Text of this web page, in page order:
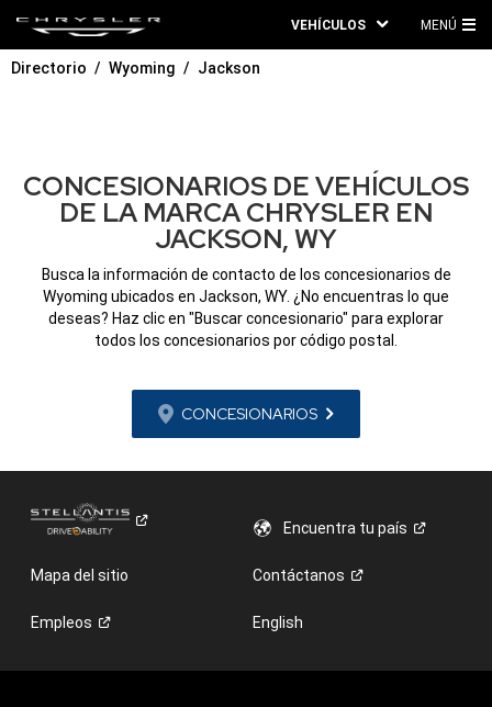
VEHÍCULOS MENÚ
Directorio Wyoming Jackson
CONCESIONARIOS DE VEHÍCULOS
DE LA MARCA CHRYSLER EN
JACKSON, WY
Busca la información de contacto de los concesionarios de
Wyoming ubicados en Jackson, WY. ¿No encuentras lo que
deseas? Haz clic en "Buscar concesionario" para explorar
todos los concesionarios por código postal.
CONCESIONARIOS
Encuentra tupaís
Mapa del sitio Contáctanos
Empleos English